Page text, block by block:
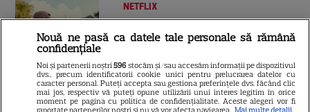
16
NETFLIX
Noutăți Netflix în august 2026:
Robert De Niro, „Nosferatu” și
noile sezoane din „Outer
Banks” și „Un veac de
singurătate”
Nouă ne pasă ca datele tale personale să rămână
confidențiale
Noi și partenerii noștri596 stocăm și/sau accesăm informații pe dispozitivul
dvs., precum identificatorii cookie unici pentru prelucrarea datelor cu
caracter personal. Puteți accepta sau gestiona preferințele dvs. făcând clic
mai jos, respectiv vă puteți opune utilizării unui interes legitim în orice
moment pe pagina cu politica de confidențialitate. Aceste alegeri vor fi
raportate partenerilor noștri și nu vă vor afecta navigarea. Mai multe detalii